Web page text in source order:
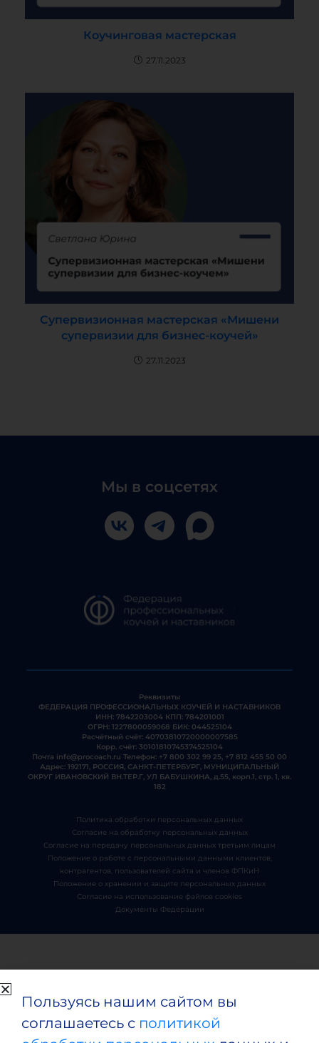
Коучинговая мастерская
27.11.2023
Супервизионная мастерская «Мишени
супервизии для бизнес-коучей»
27.11.2023
Мы в соцсетях
Реквизиты
ФЕДЕРАЦИЯ ПРОФЕССИОНАЛЬНЫХ КОУЧЕЙ И НАСТАВНИКОВ
ИНН: 7842203004 КПП: 784201001
ОГРН: 1227800059068 БИК: 044525104
Расчётный счёт: 40703810720000007585
Корр. счёт: 30101810745374525104
Почта info@procoach.ru Телефон: +7 800 302 99 25, +7 812 455 50 00
Адрес: 192171, РОССИЯ, САНКТ-ПЕТЕРБУРГ, МУНИЦИПАЛЬНЫЙ
ОКРУГ ИВАНОВСКИЙ ВН.ТЕР.Г, УЛ БАБУШКИНА, д.55, корп.1, стр. 1, кв.
182
Политика обработки персональных данных
Согласие на обработку персональных данных
Согласие на передачу персональных данных третьим лицам
Положение о работе с персональными данными клиентов,
контрагентов, пользователей сайта и членов ФПКиН
Положение о хранении и защите персональных данных
Согласие на использование файлов cookies
Документы Федерации
Пользуясь нашим сайтом вы
соглашаетесь с политикой